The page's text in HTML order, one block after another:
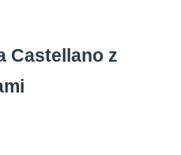
Castellano z